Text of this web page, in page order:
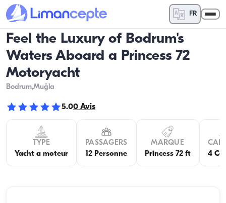
FR
Feel the Luxury of Bodrum's
Waters Aboard a Princess 72
Motoryacht
Bodrum,Muğla
5.00 Avis
TYPE
Yacht a moteur
PASSAGERS
12 Personne
MARQUE
Princess 72 ft
4